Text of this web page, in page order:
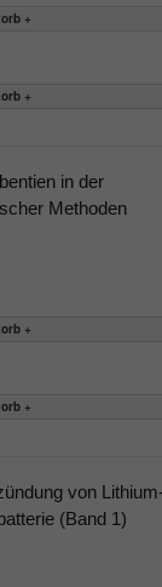
in der
Methoden
von
(Band 1)